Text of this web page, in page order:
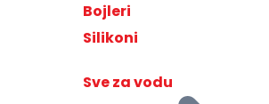
Bojleri
Silikoni
Sve za vodu